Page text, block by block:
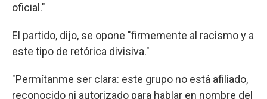
oficial."
El partido, dijo, se opone "firmemente al racismo y a
este tipo de retórica divisiva."
"Permítanme ser clara: este grupo no está afiliado,
reconocido ni autorizado para hablar en nombre del